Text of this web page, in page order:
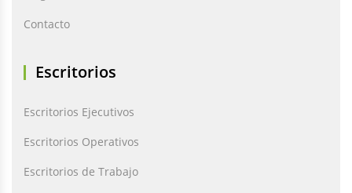
Contacto
Escritorios
Escritorios Ejecutivos
Escritorios Operativos
Escritorios de Trabajo